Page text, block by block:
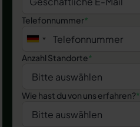
Telefonnummer*
Anzahl Standorte*
Wie hast du von uns erfahren?*